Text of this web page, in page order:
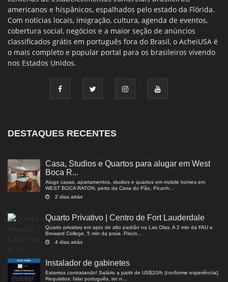
americanos e hispânicos, espalhados pelo estado da Flórida.
Com notícias locais, imigração, cultura, agenda de eventos,
cobertura social, negócios e a maior seção de anúncios
classificados grátis em português fora do Brasil, o AcheiUSA é
o mais completo e popular portal para os brasileiros vivendo
nos Estados Unidos.
DESTAQUES RECENTES
Casa, Studios e Quartos para alugar em West
Boca R...
Alugo casas, apartamentos, studios e quartos em mobile homes em
WEST BOCA RATON, perto da Casa do Pão, Picanh...
2 dias atrás
Quarto Privativo | Centro de Fort Lauderdale
Quarto privativo em apto de alto padrão na Las Olas. A 2 min da FAU e
Broward College, 5 min da praia. Piscin...
4 dias atrás
Instalador de gabinetes
Estamos contratando! Salário a partir de US$20/h (conforme experiência).
Requisitos: falar português, ter n...